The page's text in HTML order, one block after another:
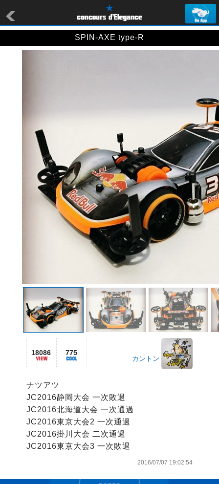
SPIN-AXE type-R
18086 775
カントン
ナツアツ
JC2016静岡大会 一次敗退
JC2016北海道大会 一次通過
JC2016東京大会2 一次通過
JC2016掛川大会 二次通過
JC2016東京大会3 一次敗退
2016/07/07 19:02:54